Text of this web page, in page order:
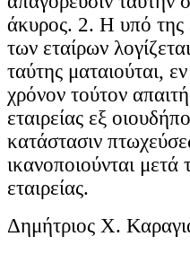
άκυρος. 2. Η υπό της
των εταίρων
ταύτης ματαιούται,
χρόνον τούτον
εταιρείας εξ
κατάστασιν
ικανοποιούνται
εταιρείας.
Δημήτριος Χ.